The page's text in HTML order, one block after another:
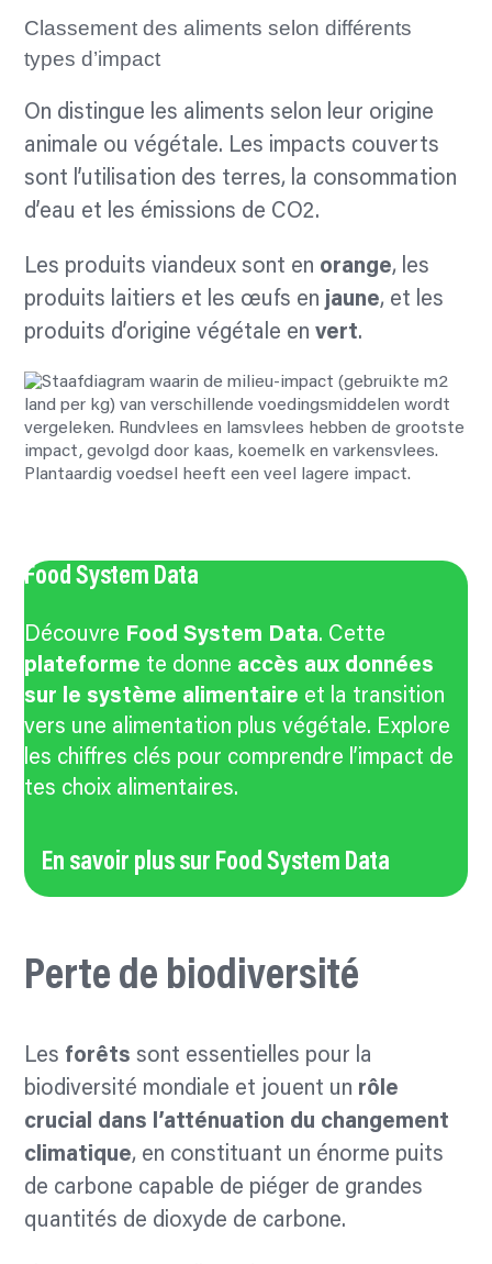
Classement des aliments selon différents
types d’impact
On distingue les aliments selon leur origine
animale ou végétale. Les impacts couverts
sont l’utilisation des terres, la consommation
d’eau et les émissions de CO2.
Les produits viandeux sont en orange, les
produits laitiers et les œufs en jaune, et les
produits d’origine végétale envert.
Food System Data
Découvre Food System Data. Cette
plateforme te donne accès aux données
sur le système alimentaire et la transition
vers une alimentation plus végétale. Explore
les chiffres clés pour comprendre l’impact de
tes choix alimentaires.
En savoir plus sur Food System Data
Perte de biodiversité
Les forêts sont essentielles pour la
biodiversité mondiale et jouent un rôle
crucial dans l’atténuation du changement
climatique, en constituant un énorme puits
de carbone capable de piéger de grandes
quantités de dioxyde de carbone.